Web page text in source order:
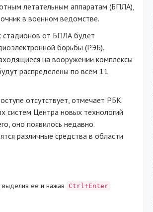
летательным аппаратам (БПЛА),
в военном ведомстве.
стадионов от БПЛА будет
борьбы (РЭБ).
на вооружении комплексы
распределены по всем 11
отсутствует, отмечает РБК.
систем Центра новых технологий
оно появилось недавно.
различные средства в области
ее и нажав Ctrl+Enter